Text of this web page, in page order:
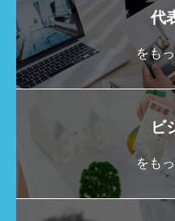
代
をも
ビ
をも